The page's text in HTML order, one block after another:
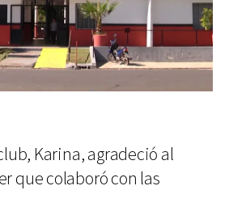
Karina, agradeció al
que colaboró con las